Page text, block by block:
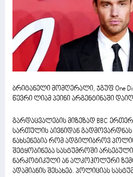
ბრიტანელი მომღერალი, ჯგუფ One
წევრი ლიამ პეინი არგენტინაში
გარდაცვალების მიზეზად BBC
სართულის აივნიდან გადმოვარდნას
ნახსენებია რომ ადგილიბროვ
შეტყობინება სასტუმროში
ნარკოტიკული ან ალკოჰოლური
ადამიანის შესახებ. პოლიციას